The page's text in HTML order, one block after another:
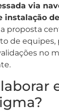
via
instalação
proposta
de equipes,
no